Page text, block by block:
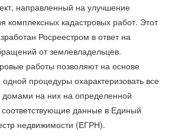
направленный на улучшение
комплексных кадастровых работ. Этот
Росреестром в ответ на
от землевладельцев.
работы позволяют на основе
процедуры охарактеризовать все
домами на них на определенной
соответствующие данные в Единый
недвижимости (ЕГРН).